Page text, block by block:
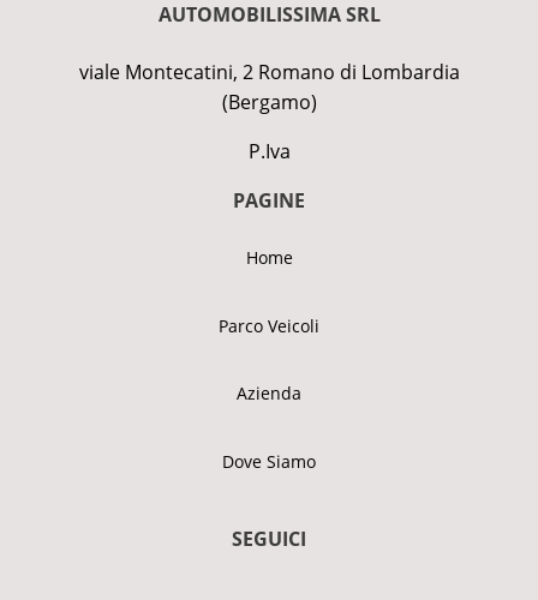
AUTOMOBILISSIMA SRL
viale Montecatini, 2 Romano di Lombardia
(Bergamo)
P.Iva
PAGINE
Home
Parco Veicoli
Azienda
Dove Siamo
SEGUICI